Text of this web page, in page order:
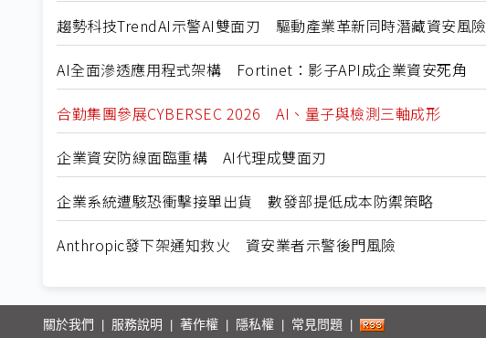
趨勢科技TrendAI示警AI雙面刃 驅動產業革新同時潛藏資安風險
AI全面滲透應用程式架構 Fortinet：影子API成企業資安死角
合勤集團參展CYBERSEC 2026 AI、量子與檢測三軸成形
企業資安防線面臨重構 AI代理成雙面刃
企業系統遭駭恐衝擊接單出貨 數發部提低成本防禦策略
Anthropic發下架通知救火 資安業者示警後門風險
關於我們 服務說明 著作權 隱私權 常見問題